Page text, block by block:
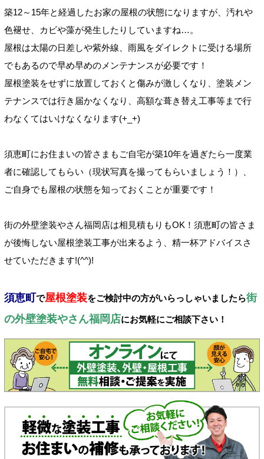
築12～15年と経過したお家の屋根の状態になりますが、汚れや
色褪せ、カビや藻が発生したりしていますね…。
屋根は太陽の日差しや紫外線、雨風をダイレクトに受ける場所
でもあるので早め早めのメンテナンスが必要です！
屋根塗装をせずに放置しておくと傷みが激しくなり、塗装メン
テナンスでは行き届かなくなり、高額な葺き替え工事等まで行
わなくてはいけなくなります(+_+)
須恵町にお住まいの皆さまもご自宅が築10年を過ぎたら一度業
者に確認してもらい（現状写真を撮ってもらいましょう！）、
ご自身でも屋根の状態を知っておくことが重要です！
街の外壁塗装やさん福岡店は相見積もりもOK！須恵町の皆さま
が後悔しない屋根塗装工事が出来るよう、精一杯アドバイスさ
せていただきます!(^^)!
須恵町で屋根塗装をご検討中の方がいらっしゃいましたら街
の外壁塗装やさん福岡店にお気軽にご相談下さい！